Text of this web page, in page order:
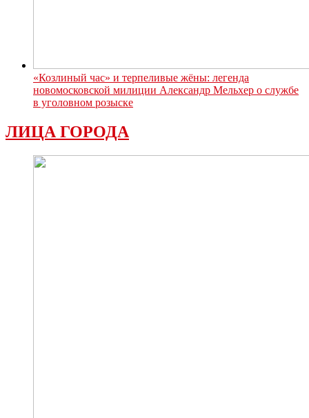
«Козлиный час» и терпеливые жёны: легенда
новомосковской милиции Александр Мельхер о службе
в уголовном розыске
ЛИЦА ГОРОДА